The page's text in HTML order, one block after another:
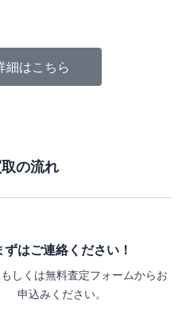
細はこちら
の流れ
ずはご連絡ください！
しくは無料査定フォームからお
申込みください。